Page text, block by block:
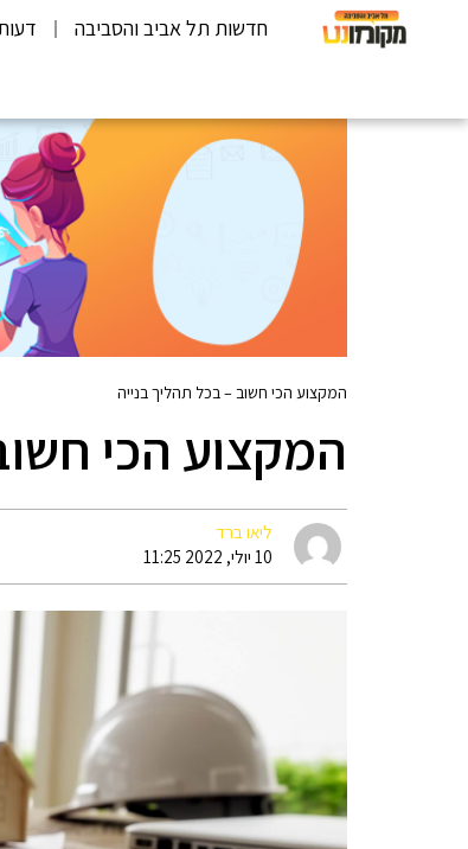
חדשות תל אביב והסביבה
המקצוע הכי חשוב – בכל תהליך בנייה
המקצוע הכי
ליאו ברד
10 יולי, 2022 11:25